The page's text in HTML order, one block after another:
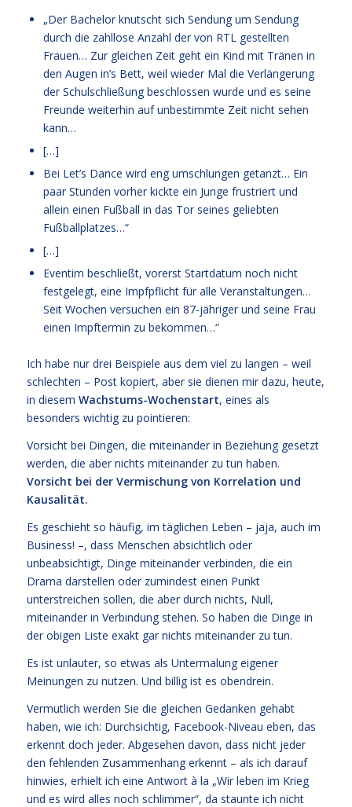
„Der Bachelor knutscht sich Sendung um Sendung
durch die zahllose Anzahl der von RTL gestellten
Frauen… Zur gleichen Zeit geht ein Kind mit Tränen in
den Augen in’s Bett, weil wieder Mal die Verlängerung
der Schulschließung beschlossen wurde und es seine
Freunde weiterhin auf unbestimmte Zeit nicht sehen
kann…
[…]
Bei Let’s Dance wird eng umschlungen getanzt… Ein
paar Stunden vorher kickte ein Junge frustriert und
allein einen Fußball in das Tor seines geliebten
Fußballplatzes…“
[…]
Eventim beschließt, vorerst Startdatum noch nicht
festgelegt, eine Impfpflicht für alle Veranstaltungen…
Seit Wochen versuchen ein 87-jähriger und seine Frau
einen Impftermin zu bekommen…“
Ich habe nur drei Beispiele aus dem viel zu langen – weil
schlechten – Post kopiert, aber sie dienen mir dazu, heute,
in diesem Wachstums-Wochenstart, eines als
besonders wichtig zu pointieren:
Vorsicht bei Dingen, die miteinander in Beziehung gesetzt
werden, die aber nichts miteinander zu tun haben.
Vorsicht bei der Vermischung von Korrelation und
Kausalität.
Es geschieht so häufig, im täglichen Leben – jaja, auch im
Business! –, dass Menschen absichtlich oder
unbeabsichtigt, Dinge miteinander verbinden, die ein
Drama darstellen oder zumindest einen Punkt
unterstreichen sollen, die aber durch nichts, Null,
miteinander in Verbindung stehen. So haben die Dinge in
der obigen Liste exakt gar nichts miteinander zu tun.
Es ist unlauter, so etwas als Untermalung eigener
Meinungen zu nutzen. Und billig ist es obendrein.
Vermutlich werden Sie die gleichen Gedanken gehabt
haben, wie ich: Durchsichtig, Facebook-Niveau eben, das
erkennt doch jeder. Abgesehen davon, dass nicht jeder
den fehlenden Zusammenhang erkennt – als ich darauf
hinwies, erhielt ich eine Antwort à la „Wir leben im Krieg
und es wird alles noch schlimmer“, da staunte ich nicht